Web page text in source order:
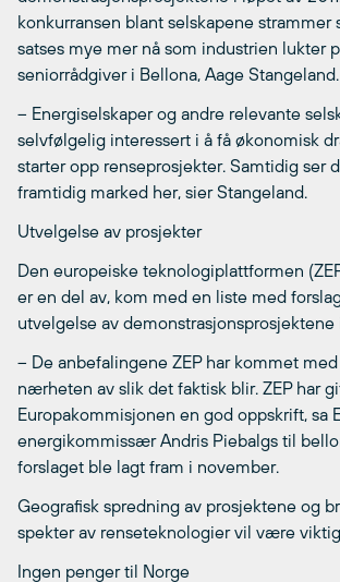
konkurransen blant selskapene strammer
satses mye mer nå som industrien lukter
seniorrådgiver i Bellona, Aage Stangeland.
– Energiselskaper og andre relevante
selvfølgelig interessert i å få økonomisk
starter opp renseprosjekter. Samtidig ser
framtidig marked her, sier Stangeland.
Utvelgelse av prosjekter
Den europeiske teknologiplattformen
er en del av, kom med en liste med
utvelgelse av demonstrasjonsprosjektene
– De anbefalingene ZEP har kommet
nærheten av slik det faktisk blir. ZEP har
Europakommisjonen en god oppskrift, sa
energikommissær Andris Piebalgs til
forslaget ble lagt fram i november.
Geografisk spredning av prosjektene og
spekter av renseteknologier vil være
Ingen penger til Norge